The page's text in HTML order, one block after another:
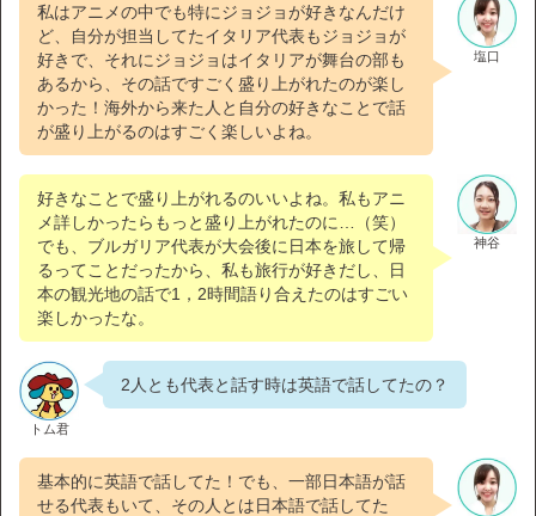
塩口
私はアニメの中でも特にジョジョが好きなんだけ
ど、自分が担当してたイタリア代表もジョジョが
好きで、それにジョジョはイタリアが舞台の部も
あるから、その話ですごく盛り上がれたのが楽し
かった！海外から来た人と自分の好きなことで話
が盛り上がるのはすごく楽しいよね。
神谷
好きなことで盛り上がれるのいいよね。私もアニ
メ詳しかったらもっと盛り上がれたのに…（笑）
でも、ブルガリア代表が大会後に日本を旅して帰
るってことだったから、私も旅行が好きだし、日
本の観光地の話で1，2時間語り合えたのはすごい
楽しかったな。
トム君
2人とも代表と話す時は英語で話してたの？
基本的に英語で話してた！でも、一部日本語が話
せる代表もいて、その人とは日本語で話してた